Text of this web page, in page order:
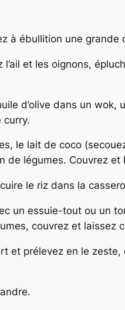
à ébullition une grande
l’ail et les oignons,
d’olive dans un wok,
curry.
le lait de coco
de légumes. Couvrez
le riz dans la
un essuie-tout ou un
couvrez et laissez
et prélevez en le